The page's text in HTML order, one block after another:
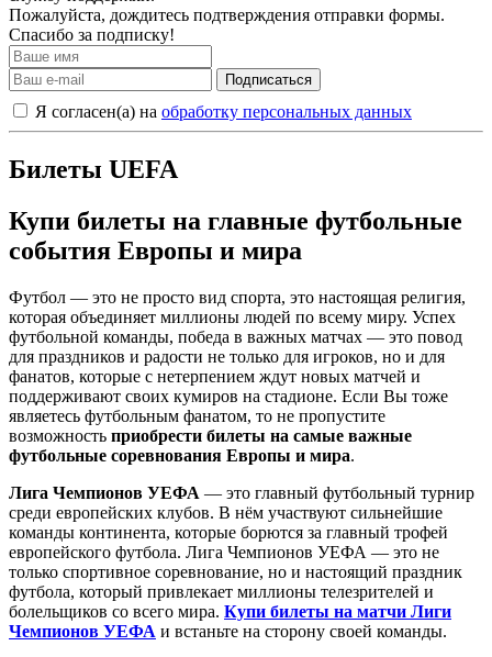
Пожалуйста, дождитесь подтверждения отправки формы.
Спасибо за подписку!
Подписаться
Я согласен(а) на обработку персональных данных
Билеты UEFA
Купи билеты на главные футбольные
события Европы и мира
Футбол — это не просто вид спорта, это настоящая религия,
которая объединяет миллионы людей по всему миру. Успех
футбольной команды, победа в важных матчах — это повод
для праздников и радости не только для игроков, но и для
фанатов, которые с нетерпением ждут новых матчей и
поддерживают своих кумиров на стадионе. Если Вы тоже
являетесь футбольным фанатом, то не пропустите
возможность приобрести билеты на самые важные
футбольные соревнования Европы и мира.
Лига Чемпионов УЕФА — это главный футбольный турнир
среди европейских клубов. В нём участвуют сильнейшие
команды континента, которые борются за главный трофей
европейского футбола. Лига Чемпионов УЕФА — это не
только спортивное соревнование, но и настоящий праздник
футбола, который привлекает миллионы телезрителей и
болельщиков со всего мира. Купи билеты на матчи Лиги
Чемпионов УЕФА и встаньте на сторону своей команды.